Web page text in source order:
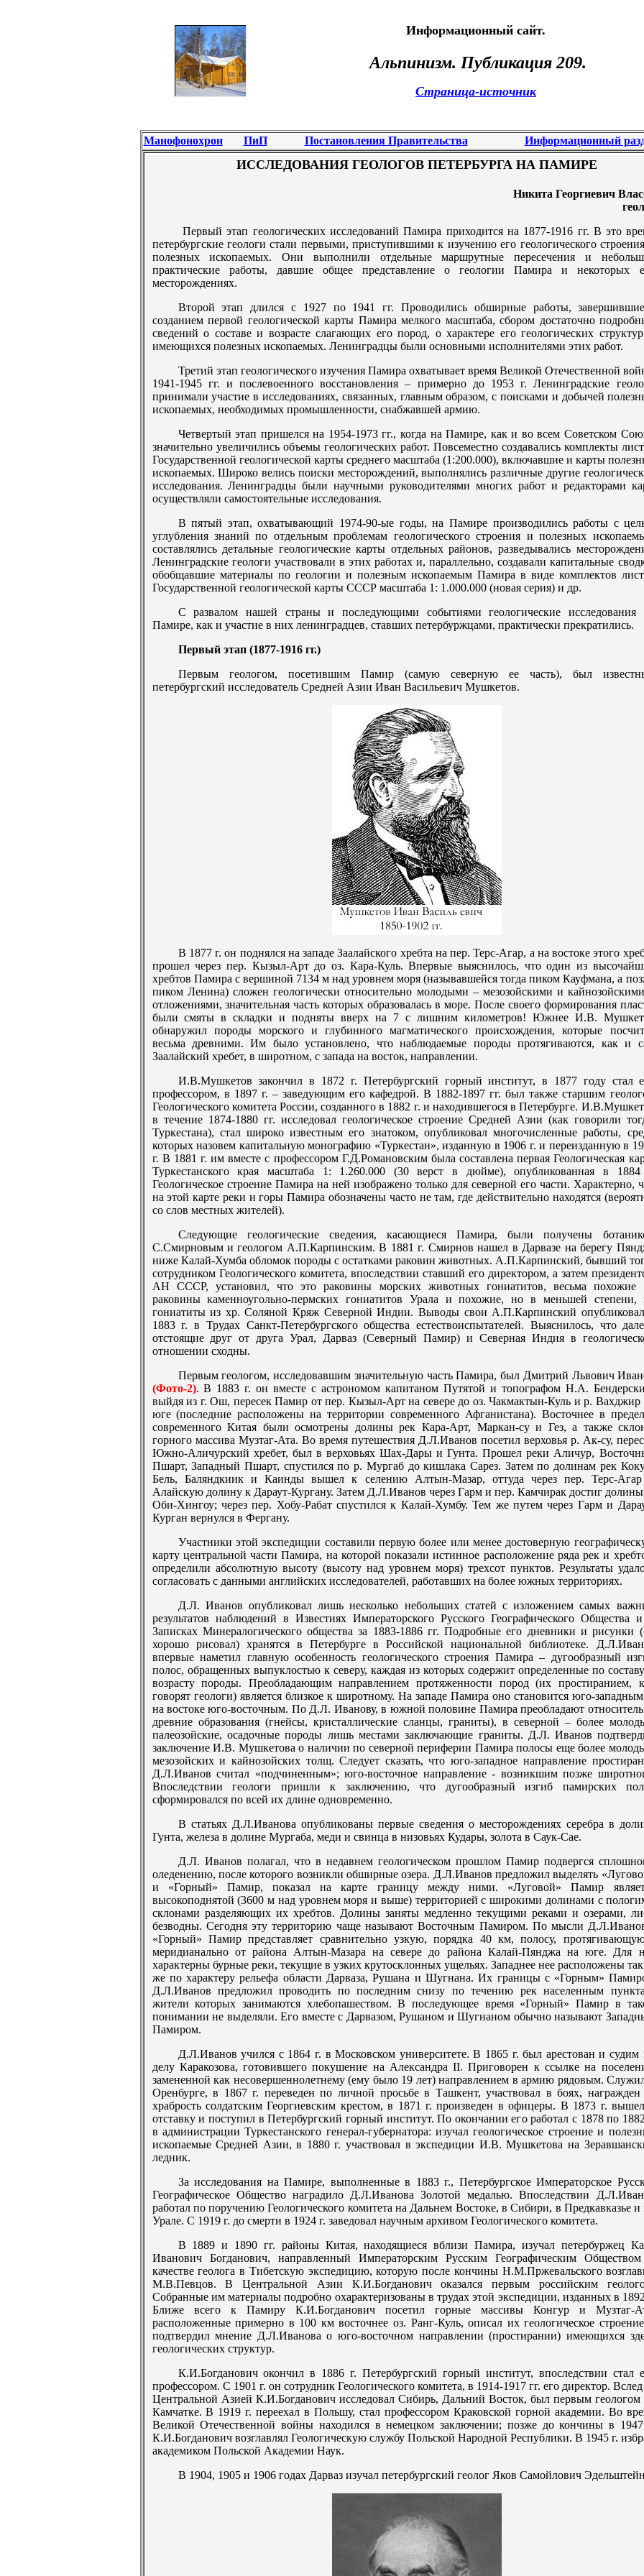
Информационный сайт.
Альпинизм. Публикация 209.
Страница-источник
Манофонохрон ПиП Постановления Правительства Информационный
ИССЛЕДОВАНИЯ ГЕОЛОГОВ ПЕТЕРБУРГА НА ПАМИРЕ
Никита Георгиевич
Первый этап геологических исследований Памира приходится на 1877-1916 гг. В это
петербургские геологи стали первыми, приступившими к изучению его геологического
полезных ископаемых. Они выполнили отдельные маршрутные пересечения и
практические работы, давшие общее представление о геологии Памира и некоторых
месторождениях.
Второй этап длился с 1927 по 1941 гг. Проводились обширные работы,
созданием первой геологической карты Памира мелкого масштаба, сбором достаточно
сведений о составе и возрасте слагающих его пород, о характере его геологических
имеющихся полезных ископаемых. Ленинградцы были основными исполнителями этих работ.
Третий этап геологического изучения Памира охватывает время Великой Отечественной
1941-1945 гг. и послевоенного восстановления – примерно до 1953 г. Ленинградские
принимали участие в исследованиях, связанных, главным образом, с поисками и добычей
ископаемых, необходимых промышленности, снабжавшей армию.
Четвертый этап пришелся на 1954-1973 гг., когда на Памире, как и во всем Советском
значительно увеличились объемы геологических работ. Повсеместно создавались комплекты
Государственной геологической карты среднего масштаба (1:200.000), включавшие и карты
ископаемых. Широко велись поиски месторождений, выполнялись различные другие
исследования. Ленинградцы были научными руководителями многих работ и редакторами
осуществляли самостоятельные исследования.
В пятый этап, охватывающий 1974-90-ые годы, на Памире производились работы с
углубления знаний по отдельным проблемам геологического строения и полезных
составлялись детальные геологические карты отдельных районов, разведывались
Ленинградские геологи участвовали в этих работах и, параллельно, создавали капитальные
обобщавшие материалы по геологии и полезным ископаемым Памира в виде комплектов
Государственной геологической карты СССР масштаба 1: 1.000.000 (новая серия) и др.
С развалом нашей страны и последующими событиями геологические исследования
Памире, как и участие в них ленинградцев, ставших петербуржцами, практически прекратились.
Первый этап (1877-1916 гг.)
Первым геологом, посетившим Памир (самую северную ее часть), был
петербургский исследователь Средней Азии Иван Васильевич Мушкетов.
В 1877 г. он поднялся на западе Заалайского хребта на пер. Терс-Агар, а на востоке этого
прошел через пер. Кызыл-Арт до оз. Кара-Куль. Впервые выяснилось, что один из
хребтов Памира с вершиной 7134 м над уровнем моря (называвшейся тогда пиком Кауфмана, а
пиком Ленина) сложен геологически относительно молодыми – мезозойскими и
отложениями, значительная часть которых образовалась в море. После своего формирования
были смяты в складки и подняты вверх на 7 с лишним километров! Южнее И.В.
обнаружил породы морского и глубинного магматического происхождения, которые
весьма древними. Им было установлено, что наблюдаемые породы протягиваются, как и
Заалайский хребет, в широтном, с запада на восток, направлении.
И.В.Мушкетов закончил в 1872 г. Петербургский горный институт, в 1877 году стал
профессором, в 1897 г. – заведующим его кафедрой. В 1882-1897 гг. был также старшим
Геологического комитета России, созданного в 1882 г. и находившегося в Петербурге.
в течение 1874-1880 гг. исследовал геологическое строение Средней Азии (как говорили
Туркестана), стал широко известным его знатоком, опубликовал многочисленные работы,
которых назовем капитальную монографию «Туркестан», изданную в 1906 г. и переизданную в
г. В 1881 г. им вместе с профессором Г.Д.Романовским была составлена первая Геологическая
Туркестанского края масштаба 1: 1.260.000 (30 верст в дюйме), опубликованная в 1884
Геологическое строение Памира на ней изображено только для северной его части. Характерно,
на этой карте реки и горы Памира обозначены часто не там, где действительно находятся
со слов местных жителей).
Следующие геологические сведения, касающиеся Памира, были получены
С.Смирновым и геологом А.П.Карпинским. В 1881 г. Смирнов нашел в Дарвазе на берегу
ниже Калай-Хумба обломок породы с остатками раковин животных. А.П.Карпинский, бывший
сотрудником Геологического комитета, впоследствии ставший его директором, а затем
АН СССР, установил, что это раковины морских животных гониатитов, весьма похожие
раковины каменноугольно-пермских гониатитов Урала и похожие, но в меньшей степени,
гониатиты из хр. Соляной Кряж Северной Индии. Выводы свои А.П.Карпинский
1883 г. в Трудах Санкт-Петербургского общества естествоиспытателей. Выяснилось, что
отстоящие друг от друга Урал, Дарваз (Северный Памир) и Северная Индия в
отношении сходны.
Первым геологом, исследовавшим значительную часть Памира, был Дмитрий Львович
(Фото-2). В 1883 г. он вместе с астрономом капитаном Путятой и топографом Н.А.
выйдя из г. Ош, пересек Памир от пер. Кызыл-Арт на севере до оз. Чакмактын-Куль и р. Вахджир
юге (последние расположены на территории современного Афганистана). Восточнее в
современного Китая были осмотрены долины рек Кара-Арт, Маркан-су и Гез, а также
горного массива Музтаг-Ата. Во время путешествия Д.Л.Иванов посетил верховья р. Ак-су,
Южно-Аличурский хребет, был в верховьях Шах-Дары и Гунта. Прошел реки Аличур,
Пшарт, Западный Пшарт, спустился по р. Мургаб до кишлака Сарез. Затем по долинам рек
Бель, Баляндкиик и Каинды вышел к селению Алтын-Мазар, оттуда через пер. Терс-
Алайскую долину к Дараут-Кургану. Затем Д.Л.Иванов через Гарм и пер. Камчирак достиг
Оби-Хингоу; через пер. Хобу-Рабат спустился к Калай-Хумбу. Тем же путем через Гарм и
Курган вернулся в Фергану.
Участники этой экспедиции составили первую более или менее достоверную
карту центральной части Памира, на которой показали истинное расположение ряда рек и
определили абсолютную высоту (высоту над уровнем моря) трехсот пунктов. Результаты
согласовать с данными английских исследователей, работавших на более южных территориях.
Д.Л. Иванов опубликовал лишь несколько небольших статей с изложением самых
результатов наблюдений в Известиях Императорского Русского Географического Общества
Записках Минералогического общества за 1883-1886 гг. Подробные его дневники и рисунки
хорошо рисовал) хранятся в Петербурге в Российской национальной библиотеке.
впервые наметил главную особенность геологического строения Памира – дугообразный
полос, обращенных выпуклостью к северу, каждая из которых содержит определенные по
возрасту породы. Преобладающим направлением протяженности пород (их простиранием,
говорят геологи) является близкое к широтному. На западе Памира оно становится юго-
на востоке юго-восточным. По Д.Л. Иванову, в южной половине Памира преобладают
древние образования (гнейсы, кристаллические сланцы, граниты), в северной – более
палеозойские, осадочные породы лишь местами заключающие граниты. Д.Л. Иванов
заключение И.В. Мушкетова о наличии по северной периферии Памира полосы еще более
мезозойских и кайнозойских толщ. Следует сказать, что юго-западное направление
Д.Л.Иванов считал «подчиненным»; юго-восточное направление - возникшим позже
Впоследствии геологи пришли к заключению, что дугообразный изгиб памирских
сформировался по всей их длине одновременно.
В статьях Д.Л.Иванова опубликованы первые сведения о месторождениях серебра в
Гунта, железа в долине Мургаба, меди и свинца в низовьях Кудары, золота в Саук-Сае.
Д.Л. Иванов полагал, что в недавнем геологическом прошлом Памир подвергся
оледенению, после которого возникли обширные озера. Д.Л.Иванов предложил выделять
и «Горный» Памир, показал на карте границу между ними. «Луговой» Памир
высокоподнятой (3600 м над уровнем моря и выше) территорией с широкими долинами с
склонами разделяющих их хребтов. Долины заняты медленно текущими реками и озерами,
безводны. Сегодня эту территорию чаще называют Восточным Памиром. По мысли
«Горный» Памир представляет сравнительно узкую, порядка 40 км, полосу,
меридианально от района Алтын-Мазара на севере до района Калай-Пянджа на юге. Для
характерны бурные реки, текущие в узких крутосклонных ущельях. Западнее нее расположены
же по характеру рельефа области Дарваза, Рушана и Шугнана. Их границы с «Горным»
Д.Л.Иванов предложил проводить по последним снизу по течению рек населенным
жители которых занимаются хлебопашеством. В последующее время «Горный» Памир в
понимании не выделяли. Его вместе с Дарвазом, Рушаном и Шугнаном обычно называют
Памиром.
Д.Л.Иванов учился с 1864 г. в Московском университете. В 1865 г. был арестован и судим
делу Каракозова, готовившего покушение на АлександраII. Приговорен к ссылке на
замененной как несовершеннолетнему (ему было 19 лет) направлением в армию рядовым.
Оренбурге, в 1867 г. переведен по личной просьбе в Ташкент, участвовал в боях, награжден
храбрость солдатским Георгиевским крестом, в 1871 г. произведен в офицеры. В 1873 г.
отставку и поступил в Петербургский горный институт. По окончании его работал с 1878 по
в администрации Туркестанского генерал-губернатора: изучал геологическое строение и
ископаемые Средней Азии, в 1880 г. участвовал в экспедиции И.В. Мушкетова на
ледник.
За исследования на Памире, выполненные в 1883 г., Петербургское Императорское
Географическое Общество наградило Д.Л.Иванова Золотой медалью. Впоследствии
работал по поручению Геологического комитета на Дальнем Востоке, в Сибири, в Предкавказье и
Урале. С 1919 г. до смерти в 1924 г. заведовал научным архивом Геологического комитета.
В 1889 и 1890 гг. районы Китая, находящиеся вблизи Памира, изучал петербуржец
Иванович Богданович, направленный Императорским Русским Географическим
качестве геолога в Тибетскую экспедицию, которую после кончины Н.М.Пржевальского
М.В.Певцов. В Центральной Азии К.И.Богданович оказался первым российским
Собранные им материалы подробно охарактеризованы в трудах этой экспедиции, изданных в
Ближе всего к Памиру К.И.Богданович посетил горные массивы Конгур и Музтаг-
расположенные примерно в 100 км восточнее оз. Ранг-Куль, описал их геологическое
подтвердил мнение Д.Л.Иванова о юго-восточном направлении (простирании) имеющихся
геологических структур.
К.И.Богданович окончил в 1886 г. Петербургский горный институт, впоследствии стал
профессором. С 1901 г. он сотрудник Геологического комитета, в 1914-1917 гг. его директор. Вслед
Центральной Азией К.И.Богданович исследовал Сибирь, Дальний Восток, был первым геологом
Камчатке. В 1919 г. переехал в Польшу, стал профессором Краковской горной академии. Во
Великой Отечественной войны находился в немецком заключении; позже до кончины в
К.И.Богданович возглавлял Геологическую службу Польской Народной Республики. В 1945 г.
академиком Польской Академии Наук.
В 1904, 1905 и 1906 годах Дарваз изучал петербургский геолог Яков Самойлович Эдельштейн